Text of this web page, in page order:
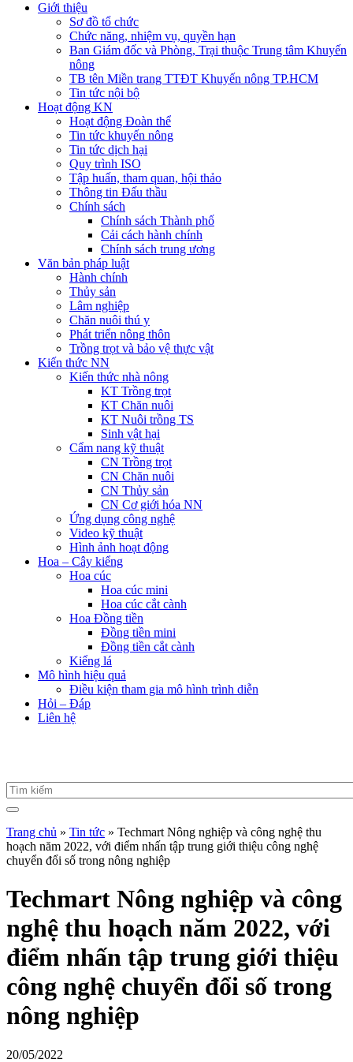
Giới thiệu
Sơ đồ tổ chức
Chức năng, nhiệm vụ, quyền hạn
Ban Giám đốc và Phòng, Trại thuộc Trung tâm Khuyến
nông
TB tên Miền trang TTĐT Khuyến nông TP.HCM
Tin tức nội bộ
Hoạt động KN
Hoạt động Đoàn thể
Tin tức khuyến nông
Tin tức dịch hại
Quy trình ISO
Tập huấn, tham quan, hội thảo
Thông tin Đấu thầu
Chính sách
Chính sách Thành phố
Cải cách hành chính
Chính sách trung ương
Văn bản pháp luật
Hành chính
Thủy sản
Lâm nghiệp
Chăn nuôi thú y
Phát triển nông thôn
Trồng trọt và bảo vệ thực vật
Kiến thức NN
Kiến thức nhà nông
KT Trồng trọt
KT Chăn nuôi
KT Nuôi trồng TS
Sinh vật hại
Cẩm nang kỹ thuật
CN Trồng trọt
CN Chăn nuôi
CN Thủy sản
CN Cơ giới hóa NN
Ứng dụng công nghệ
Video kỹ thuật
Hình ảnh hoạt động
Hoa – Cây kiểng
Hoa cúc
Hoa cúc mini
Hoa cúc cắt cành
Hoa Đồng tiền
Đồng tiền mini
Đồng tiền cắt cành
Kiểng lá
Mô hình hiệu quả
Điều kiện tham gia mô hình trình diễn
Hỏi – Đáp
Liên hệ
Trang chủ » Tin tức » Techmart Nông nghiệp và công nghệ thu
hoạch năm 2022, với điểm nhấn tập trung giới thiệu công nghệ
chuyển đổi số trong nông nghiệp
Techmart Nông nghiệp và công
nghệ thu hoạch năm 2022, với
điểm nhấn tập trung giới thiệu
công nghệ chuyển đổi số trong
nông nghiệp
20/05/2022